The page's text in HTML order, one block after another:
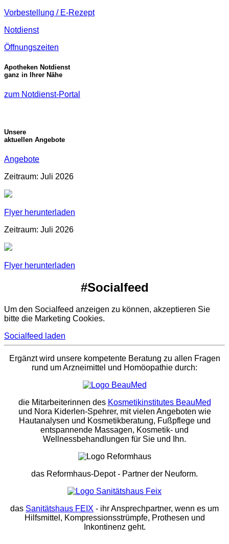
Vorbestellung / E-Rezept
Notdienst
Öffnungszeiten
Apotheken Notdienst
ganz in Ihrer Nähe
zum Notdienst-Portal
Unsere
aktuellen Angebote
Angebote
Zeitraum: Juli 2026
Flyer herunterladen
Zeitraum: Juli 2026
Flyer herunterladen
#Socialfeed
Um den Socialfeed anzeigen zu können, akzeptieren Sie
bitte die Marketing Cookies.
Socialfeed laden
Ergänzt wird unsere kompetente Beratung zu allen Fragen
rund um Arzneimittel und Homöopathie durch:
die Mitarbeiterinnen des Kosmetikinstitutes BeauMed
und Nora Kiderlen-Spehrer, mit vielen Angeboten wie
Hautanalysen und Kosmetikberatung, Fußpflege und
entspannende Massagen, Kosmetik- und
Wellnessbehandlungen für Sie und Ihn.
das Reformhaus-Depot- Partner der Neuform.
das Sanitätshaus FEIX - ihr Ansprechpartner, wenn es um
Hilfsmittel, Kompressionsstrümpfe, Prothesen und
Inkontinenz geht.